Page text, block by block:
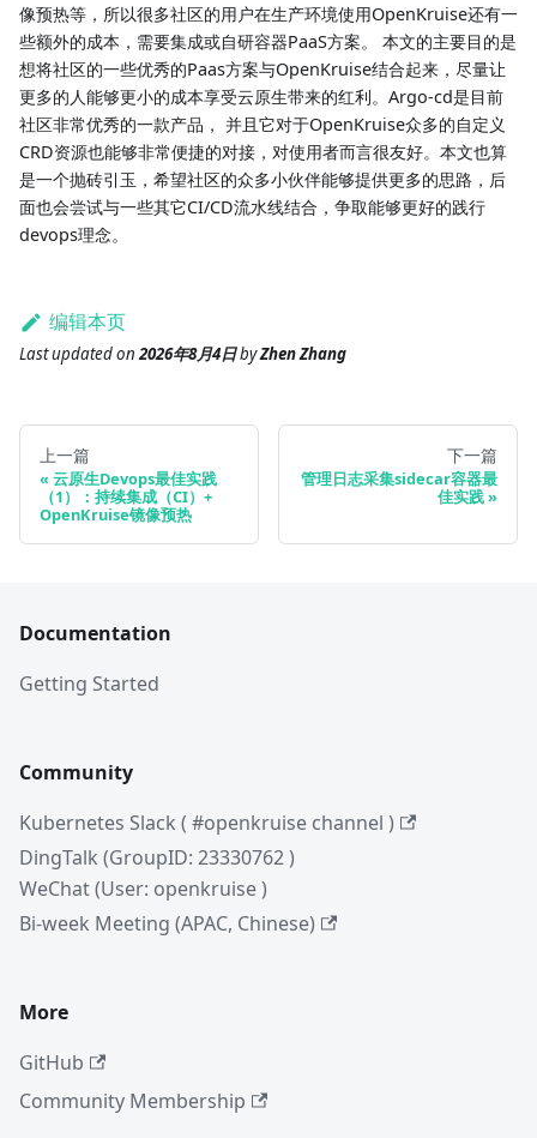
像预热等，所以很多社区的用户在生产环境使用OpenKruise还有一
些额外的成本，需要集成或自研容器PaaS方案。 本文的主要目的是
想将社区的一些优秀的Paas方案与OpenKruise结合起来，尽量让
更多的人能够更小的成本享受云原生带来的红利。Argo-cd是目前
社区非常优秀的一款产品， 并且它对于OpenKruise众多的自定义
CRD资源也能够非常便捷的对接，对使用者而言很友好。本文也算
是一个抛砖引玉，希望社区的众多小伙伴能够提供更多的思路，后
面也会尝试与一些其它CI/CD流水线结合，争取能够更好的践行
devops理念。
编辑本页
Last updatedon 2026年8月4日byZhen Zhang
上一篇
云原生Devops最佳实践
（1）：持续集成（CI）+
OpenKruise镜像预热
下一篇
管理日志采集sidecar容器最
佳实践
Documentation
Getting Started
Community
Kubernetes Slack ( #openkruise channel )
DingTalk (GroupID: 23330762 )
WeChat (User: openkruise )
Bi-week Meeting (APAC, Chinese)
More
GitHub
Community Membership